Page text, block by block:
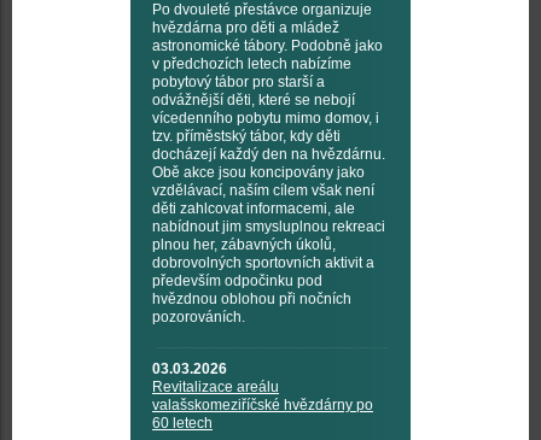
Po dvouleté přestávce organizuje
hvězdárna pro děti a mládež
astronomické tábory. Podobně jako
v předchozích letech nabízíme
pobytový tábor pro starší a
odvážnější děti, které se nebojí
vícedenního pobytu mimo domov, i
tzv. příměstský tábor, kdy děti
docházejí každý den na hvězdárnu.
Obě akce jsou koncipovány jako
vzdělávací, naším cílem však není
děti zahlcovat informacemi, ale
nabídnout jim smysluplnou rekreaci
plnou her, zábavných úkolů,
dobrovolných sportovních aktivit a
především odpočinku pod
hvězdnou oblohou při nočních
pozorováních.
03.03.2026
Revitalizace areálu
valašskomeziříčské hvězdárny po
60 letech